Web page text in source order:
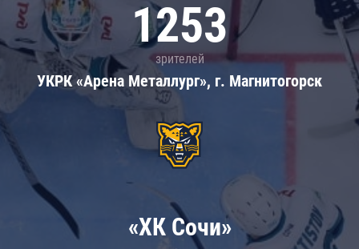
1253
зрителей
УКРК «Арена Металлург», г. Магнитогорск
«ХК Сочи»